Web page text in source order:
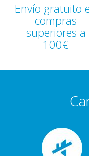
Envío gratuito
compras
superiores a
100€